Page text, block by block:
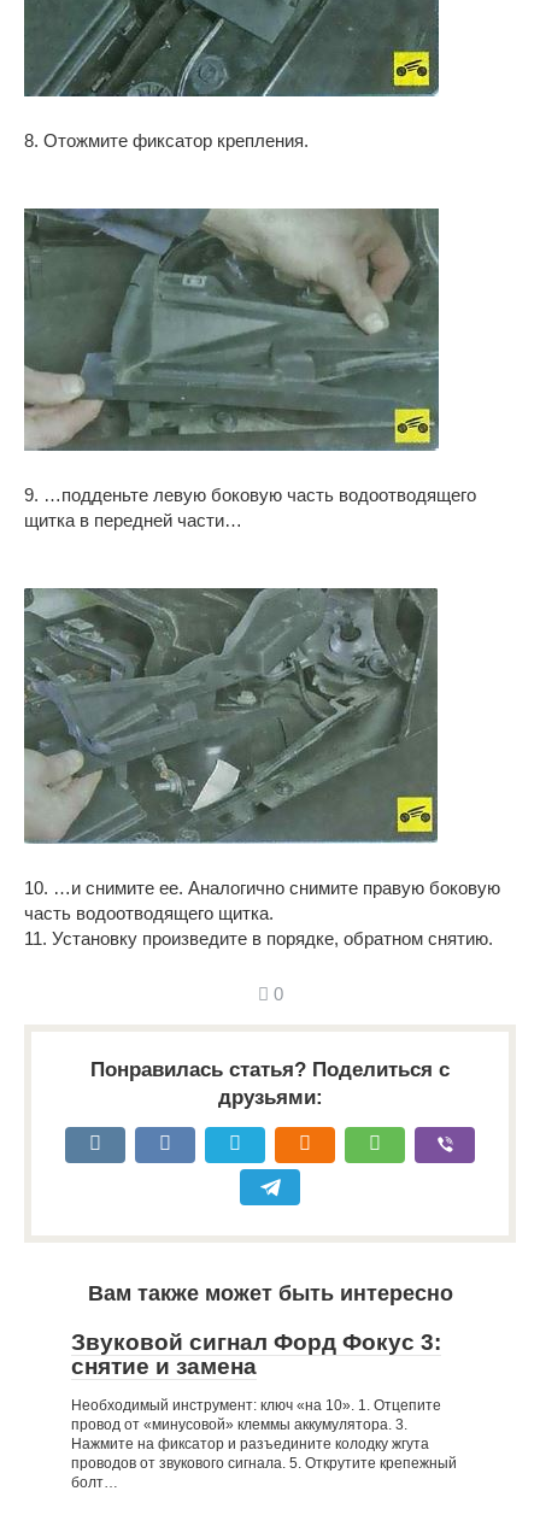
8. Отожмите фиксатор крепления.
9. …подденьте левую боковую часть водоотводящего
щитка в передней части…
10. …и снимите ее. Аналогично снимите правую боковую
часть водоотводящего щитка.
11. Установку произведите в порядке, обратном снятию.
0
Понравилась статья? Поделиться с
друзьями:
Вам также может быть интересно
Звуковой сигнал Форд Фокус 3:
снятие и замена
Необходимый инструмент: ключ «на 10». 1. Отцепите
провод от «минусовой» клеммы аккумулятора. 3.
Нажмите на фиксатор и разъедините колодку жгута
проводов от звукового сигнала. 5. Открутите крепежный
болт…